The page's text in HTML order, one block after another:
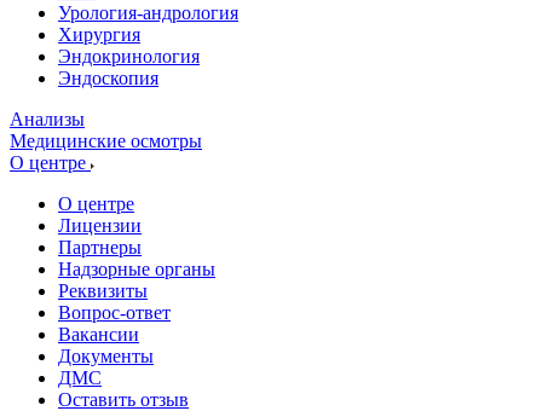
Урология-андрология
Хирургия
Эндокринология
Эндоскопия
Анализы
Медицинские осмотры
О центре
О центре
Лицензии
Партнеры
Надзорные органы
Реквизиты
Вопрос-ответ
Вакансии
Документы
ДМС
Оставить отзыв